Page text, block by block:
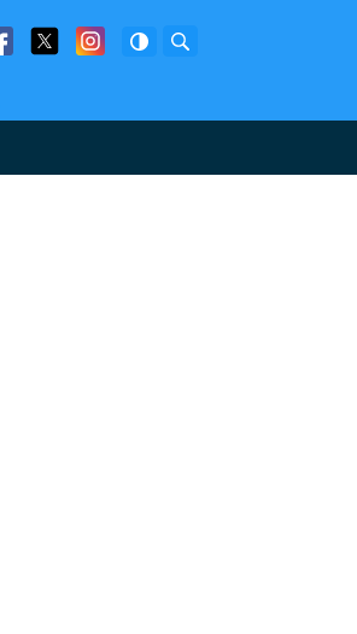
Facebook
Twitter Facebook